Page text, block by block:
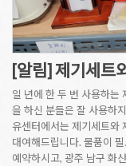
[알림] 제기세트
일 년에 한 두 번 사용하는
을 하신 분들은 잘 사용하
유센터에서는 제기세트와
대여해드립니다. 물품이
예약하시고, 광주 남구 화